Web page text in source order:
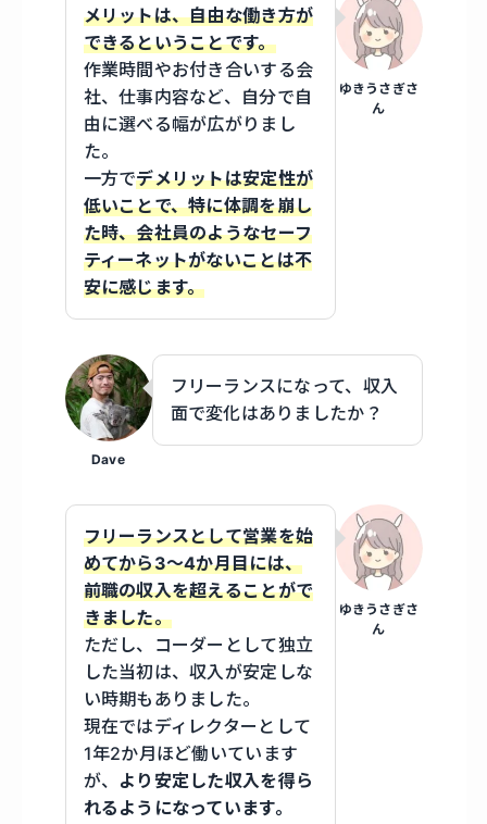
ゆきうさぎさ
ん
メリットは、自由な働き方が
できるということです。
作業時間やお付き合いする会
社、仕事内容など、自分で自
由に選べる幅が広がりまし
た。
一方でデメリットは安定性が
低いことで、特に体調を崩し
た時、会社員のようなセーフ
ティーネットがないことは不
安に感じます。
Dave
フリーランスになって、収入
面で変化はありましたか？
ゆきうさぎさ
ん
フリーランスとして営業を始
めてから3～4か月目には、
前職の収入を超えることがで
きました。
ただし、コーダーとして独立
した当初は、収入が安定しな
い時期もありました。
現在ではディレクターとして
1年2か月ほど働いています
が、 より安定した収入を得ら
れるようになっています。